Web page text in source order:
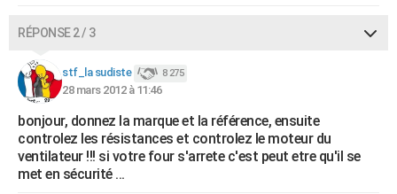
RÉPONSE 2 / 3
stf_la sudiste 8 275
28 mars 2012 à 11:46
bonjour, donnez la marque et la référence, ensuite
controlez les résistances et controlez le moteur du
ventilateur !!! si votre four s'arrete c'est peut etre qu'il se
met en sécurité ...